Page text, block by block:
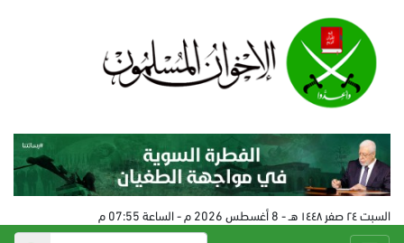
السبت ٢٤ صفر ١٤٤٨ هـ - 8 أغسطس 2026 م - الساعة 07:55 م